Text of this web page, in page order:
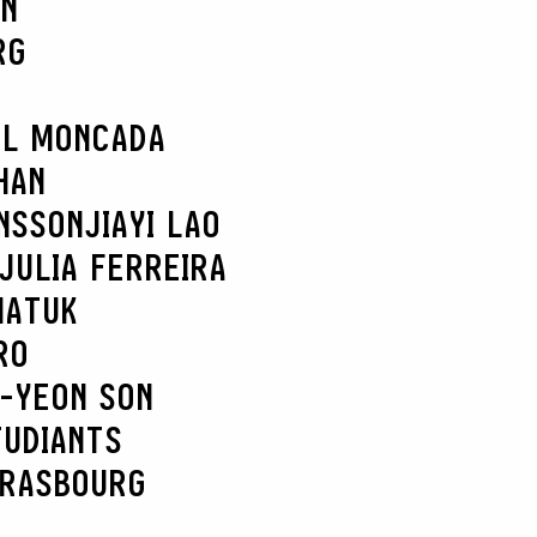
MONCADA
JIAYI LAO
JULIA FERREIRA
YEON SON